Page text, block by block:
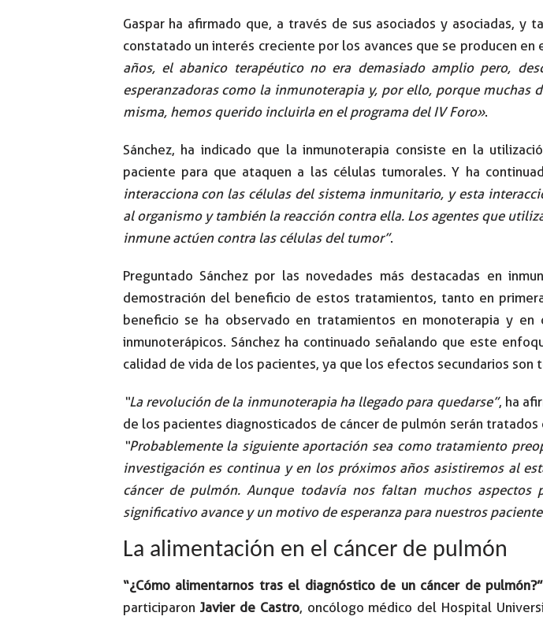
Gaspar ha afirmado que, a través de sus asociados y asociadas,
constatado un interés creciente por los avances que se producen
años, el abanico terapéutico no era demasiado amplio pero,
esperanzadoras como la inmunoterapia y, por ello, porque
misma, hemos querido incluirla en el programa del IV Foro».
Sánchez, ha indicado que la inmunoterapia consiste en la
paciente para que ataquen a las células tumorales. Y ha
interacciona con las células del sistema inmunitario, y esta
al organismo y también la reacción contra ella. Los agentes que
inmune actúen contra las células del tumor”.
Preguntado Sánchez por las novedades más destacadas en
demostración del beneficio de estos tratamientos, tanto en
beneficio se ha observado en tratamientos en monoterapia y
inmunoterápicos. Sánchez ha continuado señalando que este
calidad de vida de los pacientes, ya que los efectos secundarios son
“La revolución de la inmunoterapia ha llegado para quedarse”, ha
de los pacientes diagnosticados de cáncer de pulmón serán
“Probablemente la siguiente aportación sea como tratamiento
investigación es continua y en los próximos años asistiremos al
cáncer de pulmón. Aunque todavía nos faltan muchos
significativo avance y un motivo de esperanza para nuestros
La alimentación en el cáncer de pulmón
“¿Cómo alimentarnos tras el diagnóstico de un cáncer de pulmón?”
participaron Javier de Castro, oncólogo médico del Hospital